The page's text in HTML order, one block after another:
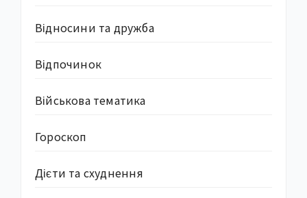
Відносини та дружба
Відпочинок
Військова тематика
Гороскоп
Дієти та схуднення